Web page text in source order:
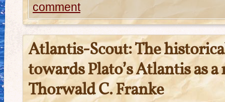
comment
Atlantis-Scout: The
towards Plato’s Atlantis as a
Thorwald C. Franke